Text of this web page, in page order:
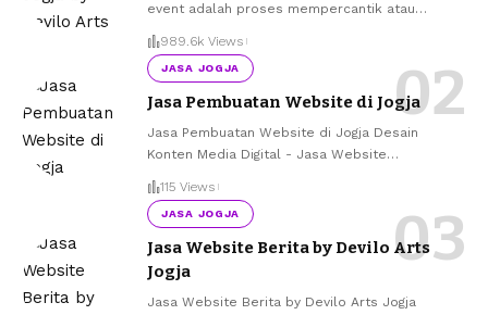
event adalah proses mempercantik atau…
989.6k Views
JASA JOGJA
Jasa Pembuatan Website di Jogja
Jasa Pembuatan Website di Jogja Desain
Konten Media Digital - Jasa Website…
115 Views
JASA JOGJA
Jasa Website Berita by Devilo Arts
Jogja
Jasa Website Berita by Devilo Arts Jogja